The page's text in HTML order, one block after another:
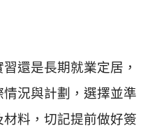
還是長期就業定居，
況與計劃，選擇並準
料，切記提前做好簽